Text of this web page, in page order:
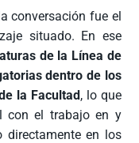
conversación fue el
situado. En ese
de la Línea de
dentro de los
la Facultad, lo que
con el trabajo en y
directamente en los